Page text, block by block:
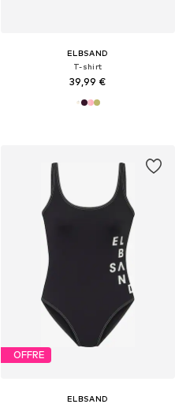
ELBSAND
T-shirt
39,99 €
OFFRE
ELBSAND